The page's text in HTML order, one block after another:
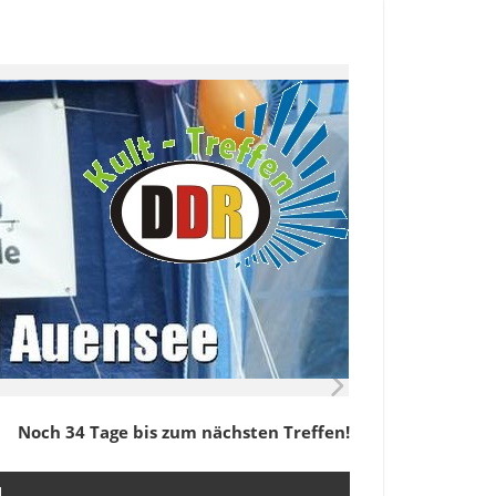
Noch 34 Tage bis zum nächsten Treffen!